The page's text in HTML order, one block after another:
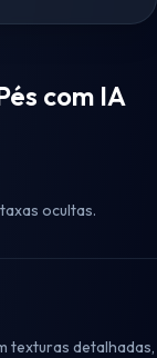
com IA
ocultas.
texturas detalhadas,